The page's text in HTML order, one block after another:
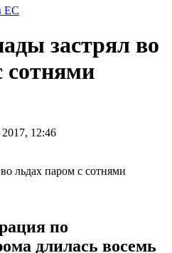
ЕС
застрял во
сотнями
12:46
по
длилась восемь